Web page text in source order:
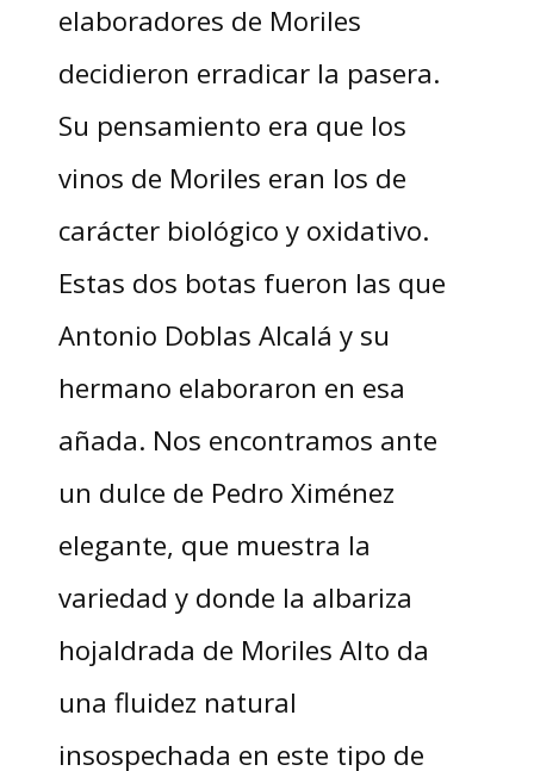
elaboradores de Moriles
decidieron erradicar la pasera.
Su pensamiento era que los
vinos de Moriles eran los de
carácter biológico y oxidativo.
Estas dos botas fueron las que
Antonio Doblas Alcalá y su
hermano elaboraron en esa
añada. Nos encontramos ante
un dulce de Pedro Ximénez
elegante, que muestra la
variedad y donde la albariza
hojaldrada de Moriles Alto da
una fluidez natural
insospechada en este tipo de